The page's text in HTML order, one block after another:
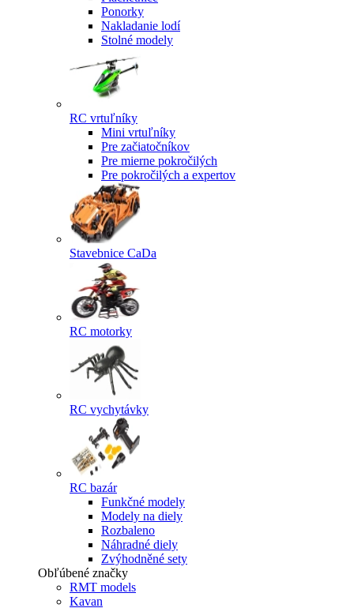
Ponorky
Nakladanie lodí
Stolné modely
RC vrtuľníky
Mini vrtuľníky
Pre začiatočníkov
Pre mierne pokročilých
Pre pokročilých a expertov
Stavebnice CaDa
RC motorky
RC vychytávky
RC bazár
Funkčné modely
Modely na diely
Rozbaleno
Náhradné diely
Zvýhodněné sety
Obľúbené značky
RMT models
Kavan